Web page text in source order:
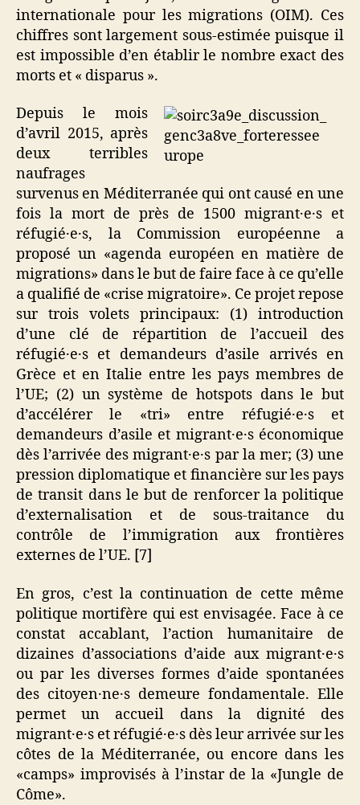
internationale pour les migrations (OIM). Ces
chiffres sont largement sous-estimée puisque il
est impossible d’en établir le nombre exact des
morts et « disparus ».
Depuis le mois
d’avril 2015, après
deux terribles
naufrages
survenus en Méditerranée qui ont causé en une
fois la mort de près de 1500 migrant·e·s et
réfugié·e·s, la Commission européenne a
proposé un «agenda européen en matière de
migrations» dans le but de faire face à ce qu’elle
a qualifié de «crise migratoire». Ce projet repose
sur trois volets principaux: (1) introduction
d’une clé de répartition de l’accueil des
réfugié·e·s et demandeurs d’asile arrivés en
Grèce et en Italie entre les pays membres de
l’UE; (2) un système de hotspots dans le but
d’accélérer le «tri» entre réfugié·e·s et
demandeurs d’asile et migrant·e·s économique
dès l’arrivée des migrant·e·s par la mer; (3) une
pression diplomatique et financière sur les pays
de transit dans le but de renforcer la politique
d’externalisation et de sous-traitance du
contrôle de l’immigration aux frontières
externes de l’UE. [7]
En gros, c’est la continuation de cette même
politique mortifère qui est envisagée. Face à ce
constat accablant, l’action humanitaire de
dizaines d’associations d’aide aux migrant·e·s
ou par les diverses formes d’aide spontanées
des citoyen·ne·s demeure fondamentale. Elle
permet un accueil dans la dignité des
migrant·e·s et réfugié·e·s dès leur arrivée sur les
côtes de la Méditerranée, ou encore dans les
«camps» improvisés à l’instar de la «Jungle de
Côme».